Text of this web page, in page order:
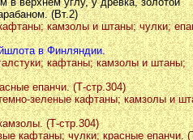
(Вт.2)
камзолы и штаны; чулки;
в Финляндии.
кафтаны; камзолы и штаны;
епанчи. (Т-стр.304)
зеленые кафтаны; камзолы и
(Т-стр.304)
кафтаны; чулки; красные епанчи.